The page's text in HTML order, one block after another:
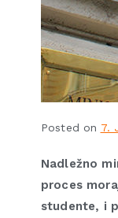
Posted on 7.
Nadležno
proces
studente, i